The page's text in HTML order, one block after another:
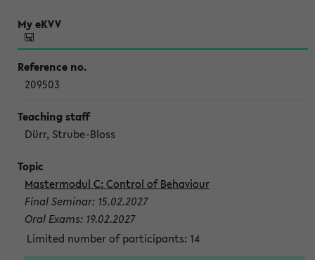
209503
Dürr, Strube-Bloss
Mastermodul C: Control of Behaviour
Final Seminar: 15.02.2027
Oral Exams: 19.02.2027
Limited number of participants: 14